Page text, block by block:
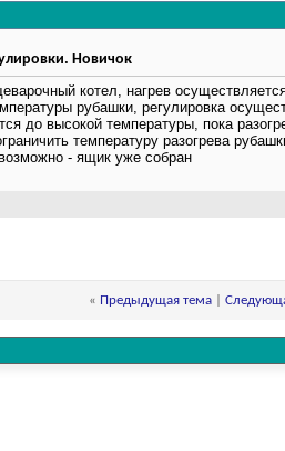
Новичок
котел, нагрев
рубашки, регулировка
до высокой температуры, пока
температуру разогрева
- ящик уже собран
« Предыдущая тема